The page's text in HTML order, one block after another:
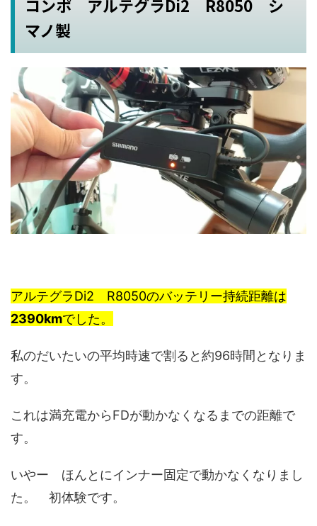
コンポ アルテグラDi2 R8050 シ
マノ製
アルテグラDi2 R8050のバッテリー持続距離は
2390kmでした。
私のだいたいの平均時速で割ると約96時間となりま
す。
これは満充電からFDが動かなくなるまでの距離で
す。
いやー ほんとにインナー固定で動かなくなりまし
た。 初体験です。